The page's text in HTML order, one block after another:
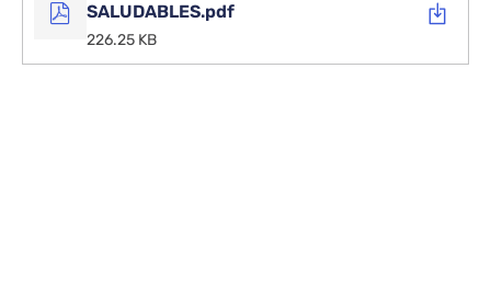
SALUDABLES.pdf
226.25 KB